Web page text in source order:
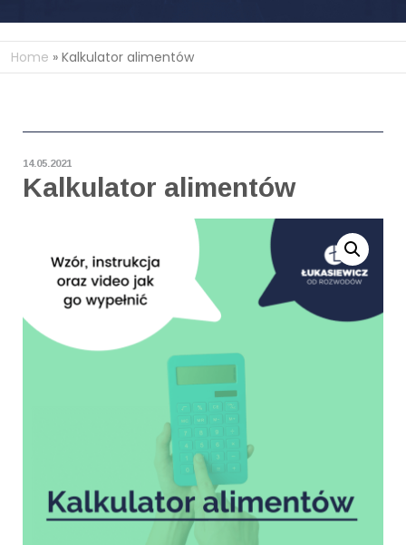
Home » Kalkulator alimentów
14.05.2021
Kalkulator alimentów